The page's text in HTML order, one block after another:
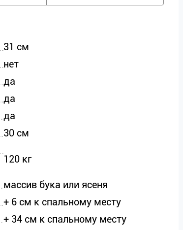
31 см
нет
да
да
да
30 см
120 кг
массив бука или ясеня
+ 6 см к спальному месту
+ 34 см к спальному месту